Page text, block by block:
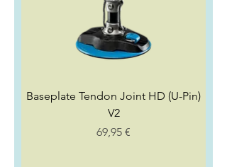
Baseplate Tendon Joint HD (U-Pin)
V2
Preço
69,95 €